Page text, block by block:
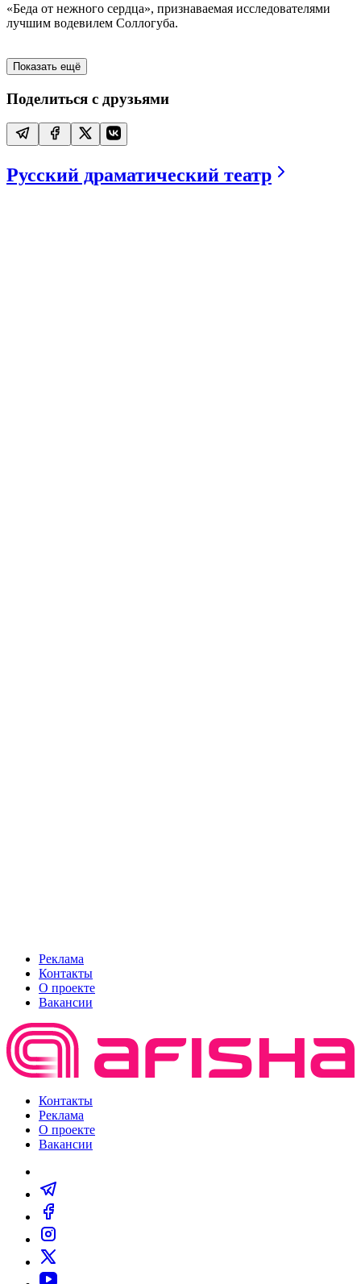
«Беда от нежного сердца», признаваемая исследователями
лучшим водевилем Соллогуба.
Показать ещё
Поделиться с друзьями
Русский драматический театр
Реклама
Контакты
О проекте
Вакансии
Контакты
Реклама
О проекте
Вакансии